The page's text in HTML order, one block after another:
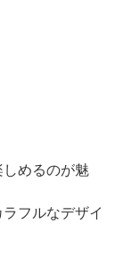
めるのが魅
フルなデザイ